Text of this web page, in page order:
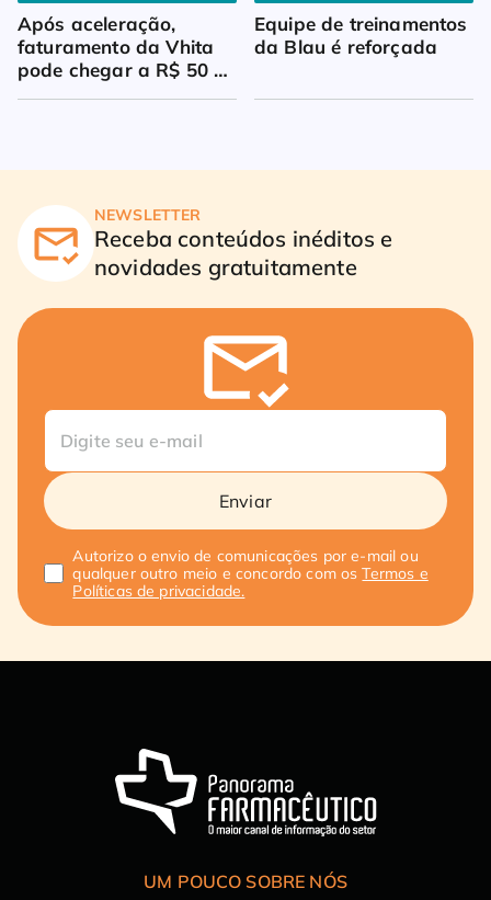
Após aceleração,
faturamento da Vhita
pode chegar a R$ 50
milhões
Equipe de treinamentos
da Blau é reforçada
NEWSLETTER
Receba conteúdos inéditos e
novidades gratuitamente
Enviar
Autorizo o envio de comunicações por e-mail ou
qualquer outro meio e concordo com osTermos e
Políticas de privacidade.
UM POUCO SOBRE NÓS